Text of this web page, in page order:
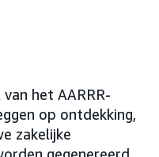
het AARRR-
op ontdekking,
zakelijke